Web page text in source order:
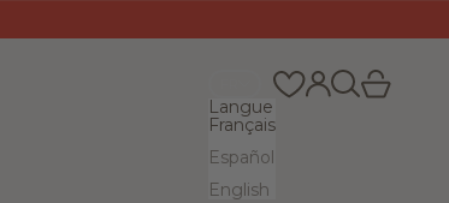
Langue
Français
Español
English
Connexion
Recherche
Panier